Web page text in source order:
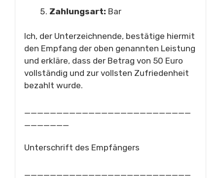
Zahlungsart: Bar
Ich, der Unterzeichnende, bestätige hiermit
den Empfang der oben genannten Leistung
und erkläre, dass der Betrag von 50 Euro
vollständig und zur vollsten Zufriedenheit
bezahlt wurde.
Unterschrift des Empfängers